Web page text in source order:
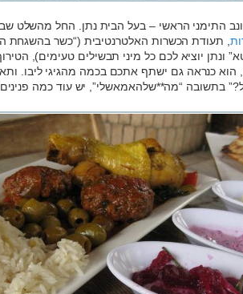
התימני הראשי – בעל הבית נתן. החל מהשלט
, תעודת הכשרות האלטרנטיבית (“כשר בהשגחת
ונתן יוציא לכם כל מיני תבשילים טעימים),
הוא כנראה גם ישתף אתכם בכמה מהגיגי ליבו.
בתשובה “מה**שלהאמאשלי”, יש עוד כמה פנינים